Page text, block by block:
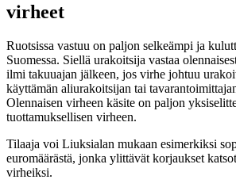
virheet
Ruotsissa vastuu on paljon selkeämpi ja
Suomessa. Siellä urakoitsija vastaa
ilmi takuuajan jälkeen, jos virhe johtuu
käyttämän aliurakoitsijan tai
Olennaisen virheen käsite on paljon
tuottamuksellisen virheen.
Tilaaja voi Liuksialan mukaan esimerkiksi
euromäärästä, jonka ylittävät korjaukset
virheiksi.